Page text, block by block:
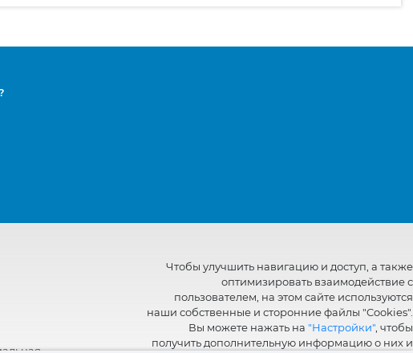
Чтобы улучшить навигацию и доступ, а также
оптимизировать взаимодействие с
пользователем, на этом сайте используются
наши собственные и сторонние файлы "Cookies".
Вы можете нажать на "Настройки" , чтобы
получить дополнительную информацию о них и